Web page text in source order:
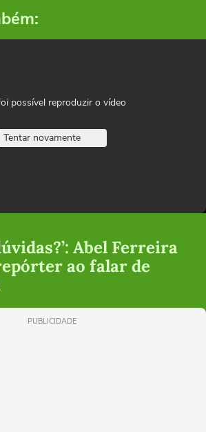
possível reproduzir o vídeo
Tentar novamente
Abel Ferreira
ao falar de
PUBLICIDADE